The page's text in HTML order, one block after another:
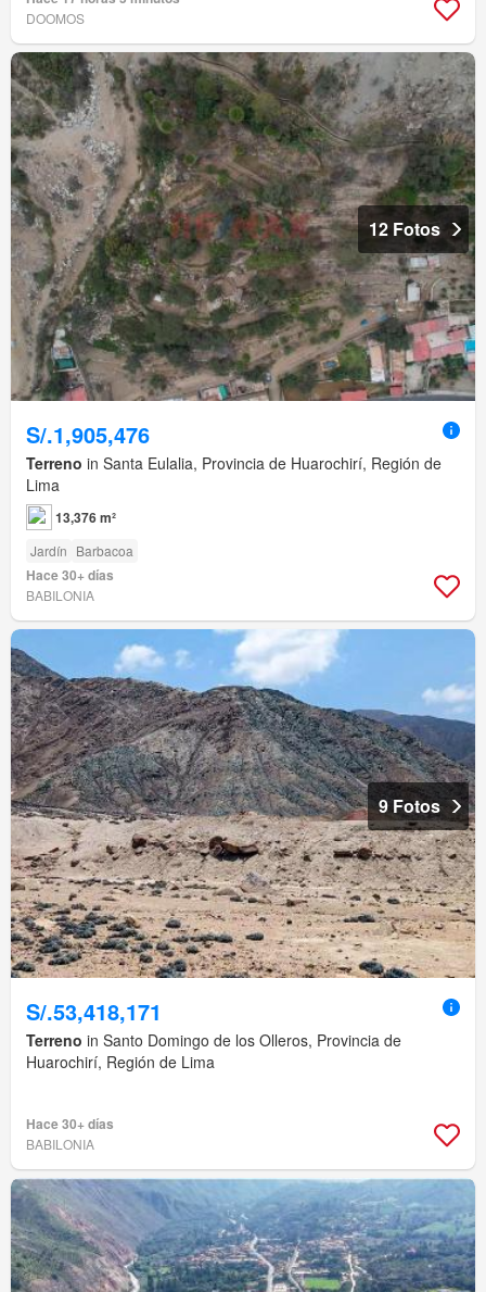
DOOMOS
12 Fotos
S/.1,905,476
Terreno in Santa Eulalia, Provincia de Huarochirí, Región de
Lima
13,376 m²
Jardín Barbacoa
Hace 30+ días
BABILONIA
9 Fotos
S/.53,418,171
Terreno in Santo Domingo de los Olleros, Provincia de
Huarochirí, Región de Lima
Hace 30+ días
BABILONIA